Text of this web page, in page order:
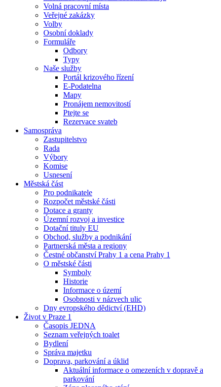
Volná pracovní místa
Veřejné zakázky
Volby
Osobní doklady
Formuláře
Odbory
Typy
Naše služby
Portál krizového řízení
E-Podatelna
Mapy
Pronájem nemovitostí
Ptejte se
Rezervace svateb
Samospráva
Zastupitelstvo
Rada
Výbory
Komise
Usnesení
Městská část
Pro podnikatele
Rozpočet městské části
Dotace a granty
Územní rozvoj a investice
Dotační tituly EU
Obchod, služby a podnikání
Partnerská města a regiony
Čestné občanství Prahy 1 a cena Prahy 1
O městské části
Symboly
Historie
Informace o území
Osobnosti v názvech ulic
Dny evropského dědictví (EHD)
Život v Praze 1
Časopis JEDNA
Seznam veřejných toalet
Bydlení
Správa majetku
Doprava, parkování a úklid
Aktuální informace o omezeních v dopravě a
parkování